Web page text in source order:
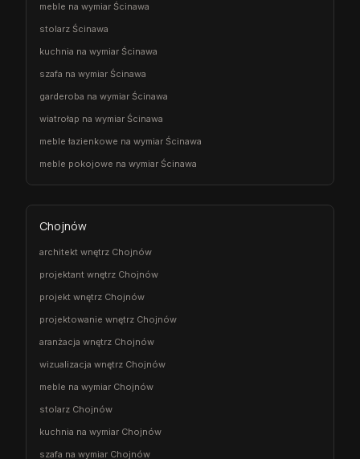
meble na wymiar Ścinawa
stolarz Ścinawa
kuchnia na wymiar Ścinawa
szafa na wymiar Ścinawa
garderoba na wymiar Ścinawa
wiatrołap na wymiar Ścinawa
meble łazienkowe na wymiar Ścinawa
meble pokojowe na wymiar Ścinawa
Chojnów
architekt wnętrz Chojnów
projektant wnętrz Chojnów
projekt wnętrz Chojnów
projektowanie wnętrz Chojnów
aranżacja wnętrz Chojnów
wizualizacja wnętrz Chojnów
meble na wymiar Chojnów
stolarz Chojnów
kuchnia na wymiar Chojnów
szafa na wymiar Chojnów